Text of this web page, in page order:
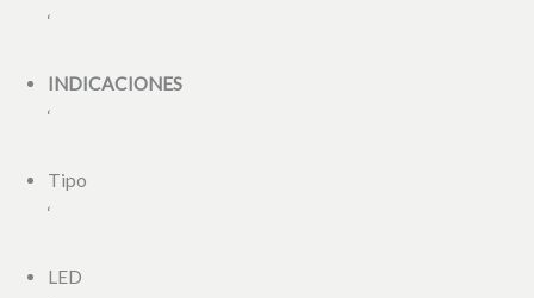
‘
INDICACIONES
‘
Tipo
‘
LED